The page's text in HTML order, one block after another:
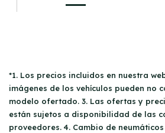
*1. Los precios incluidos en nuestra
imágenes de los vehículos pueden no
modelo ofertado. 3. Las ofertas y
están sujetos a disponibilidad de las
proveedores. 4. Cambio de